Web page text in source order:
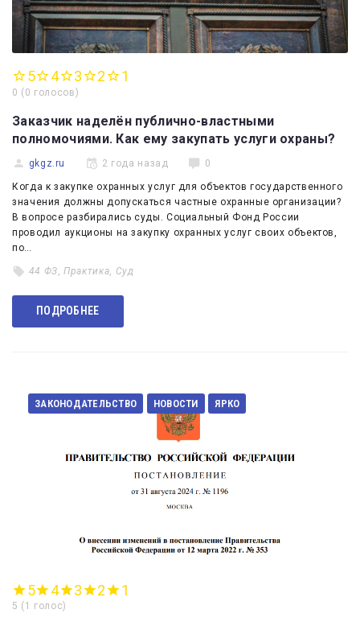
5 4 3 2 1
0 (0 голосов)
Заказчик наделён публично-властными
полномочиями. Как ему закупать услуги охраны?
gkgz.ru 2 года назад 0
Когда к закупке охранных услуг для объектов государственного
значения должны допускаться частные охранные организации?
В вопросе разбирались суды. Социальный Фонд России
проводил аукционы на закупку охранных услуг своих объектов,
по…
44 ФЗ ,Практика Суд
ПОДРОБНЕЕ
ЗАКОНОДАТЕЛЬСТВО НОВОСТИ ЯРКО
5 4 3 2 1
5 ( 1 голос)